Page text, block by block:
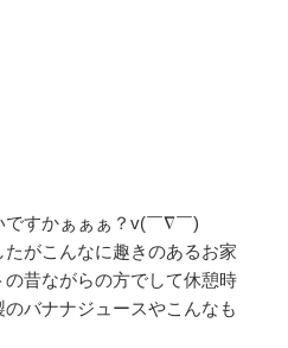
ですかぁぁぁ？v(￣∇￣)
がこんなに趣きのあるお家
昔ながらの方でして休憩時
バナナジュースやこんなも